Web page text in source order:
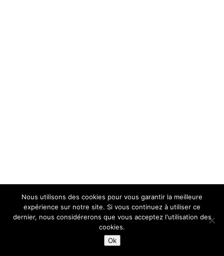
Nous utilisons des cookies pour vous garantir la meilleure
expérience sur notre site. Si vous continuez à utiliser ce
dernier, nous considérerons que vous acceptez l'utilisation des
cookies.
Ok